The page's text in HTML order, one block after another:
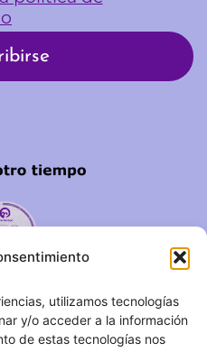
utilizamos tecnologías
y/o acceder a la información
de estas tecnologías nos
Núñez,
– Madrid